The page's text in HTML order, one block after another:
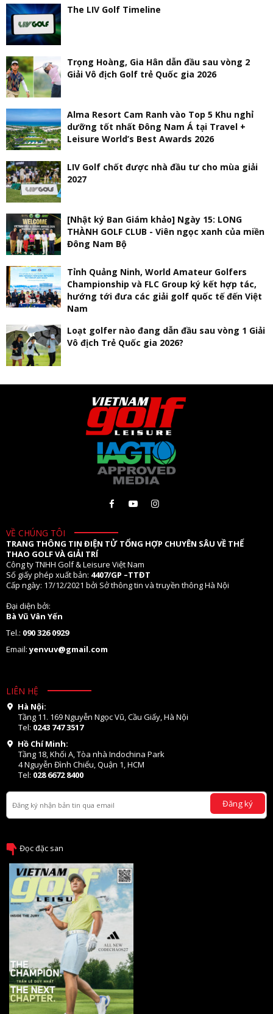
The LIV Golf Timeline
Trọng Hoàng, Gia Hân dẫn đầu sau vòng 2
Giải Vô địch Golf trẻ Quốc gia 2026
Alma Resort Cam Ranh vào Top 5 Khu nghỉ
dưỡng tốt nhất Đông Nam Á tại Travel +
Leisure World’s Best Awards 2026
LIV Golf chốt được nhà đầu tư cho mùa giải
2027
[Nhật ký Ban Giám khảo] Ngày 15: LONG
THÀNH GOLF CLUB - Viên ngọc xanh của miền
Đông Nam Bộ
Tỉnh Quảng Ninh, World Amateur Golfers
Championship và FLC Group ký kết hợp tác,
hướng tới đưa các giải golf quốc tế đến Việt
Nam
Loạt golfer nào đang dẫn đầu sau vòng 1 Giải
Vô địch Trẻ Quốc gia 2026?
VỀ CHÚNG TÔI
TRANG THÔNG TIN ĐIỆN TỬ TỔNG HỢP CHUYÊN SÂU VỀ THỂ
THAO GOLF VÀ GIẢI TRÍ
Công ty TNHH Golf & Leisure Việt Nam
Số giấy phép xuất bản: 4407/GP –TTĐT
Cấp ngày: 17/12/2021 bởi Sở thông tin và truyền thông Hà Nội
Đại diện bởi:
Bà Vũ Vân Yến
Tel.: 090 326 0929
Email:yenvuv@gmail.com
LIÊN HỆ
Hà Nội:
Tầng 11. 169 Nguyễn Ngọc Vũ, Cầu Giấy, Hà Nội
Tel: 0243 747 3517
Hồ Chí Minh:
Tầng 18, Khối A, Tòa nhà Indochina Park
4 Nguyễn Đình Chiểu, Quận 1, HCM
Tel: 028 6672 8400
Đăng ký
Đọc đặc san